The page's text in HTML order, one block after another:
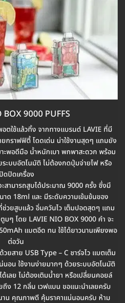
BOX 9000 PUFFS
ตใช้แล้วทิ้ง จากทางแบรนด์ LAVIE ที่มี
กราฟฟิตี้ โดดเด่น น่าใช้งานสุดๆ แถมยัง
ะพอดีมือ น้ำหนักเบา พกพาสะดวก พร้อม
ระบบอัตโนมัติ ไม่ต้องกดปุ่มจ่ายไฟ หรือ
ดปิดเครื่อง
สามารถสูบได้ประมาณ 9000 ครั้ง ซึ่งมี
าด 18ml และ มีระดับความเข้มข้นของ
วยสูบแล้ว อิ่มควันไว เต็มปอดสุดๆ แถม
ๆ โดย LAVIE NIO BOX 9000 คำ จะ
แบตอึด ทน ใช้ได้ยาวนานเพียงพอ
ต่อวัน
ยสาย USB Type – C ชาร์จไว แบตเต็ม
นอน ใช้งานง่ายมากๆ ด้วยระบบอัตโนมัติ
เลย ไม่ต้องเติมน้ำยา หรือเปลี่ยนคอยล์
ง 12 กลิ่น เวฟแบน ขอแนะนำเลยครับ
าน คุณภาพดี คุ้มราคาแน่นอนครับ ห้าม